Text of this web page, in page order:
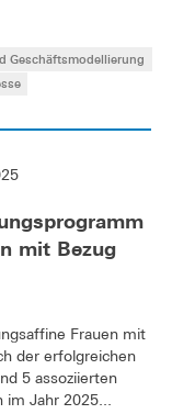
Geschäftsmodellierung
mit Bezug
Frauen mit
der erfolgreichen
5 assoziierten
Jahr 2025...